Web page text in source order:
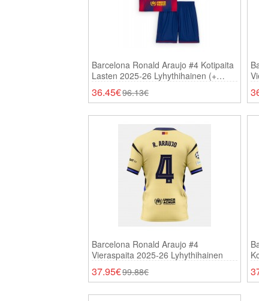
Barcelona Ronald Araujo #4 Kotipaita
Lasten 2025-26 Lyhythihainen (+
Shortsit)
36.45€96.13€
Barcelona Ronald Araujo #4
Vieraspaita 2025-26 Lyhythihainen
37.95€99.88€